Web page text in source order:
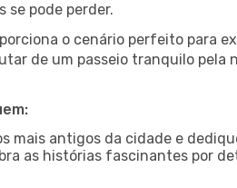
se pode perder.
o cenário perfeito para
de um passeio tranquilo pela
mais antigos da cidade e
as histórias fascinantes por